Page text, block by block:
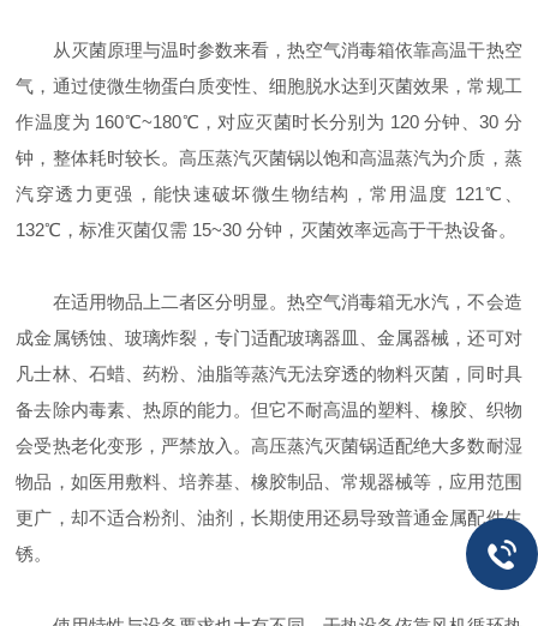
从灭菌原理与温时参数来看，热空气消毒箱依靠高温干热空
气，通过使微生物蛋白质变性、细胞脱水达到灭菌效果，常规工
作温度为 160℃~180℃，对应灭菌时长分别为 120 分钟、30 分
钟，整体耗时较长。高压蒸汽灭菌锅以饱和高温蒸汽为介质，蒸
汽穿透力更强，能快速破坏微生物结构，常用温度 121℃、
132℃，标准灭菌仅需 15~30 分钟，灭菌效率远高于干热设备。
在适用物品上二者区分明显。热空气消毒箱无水汽，不会造
成金属锈蚀、玻璃炸裂，专门适配玻璃器皿、金属器械，还可对
凡士林、石蜡、药粉、油脂等蒸汽无法穿透的物料灭菌，同时具
备去除内毒素、热原的能力。但它不耐高温的塑料、橡胶、织物
会受热老化变形，严禁放入。高压蒸汽灭菌锅适配绝大多数耐湿
物品，如医用敷料、培养基、橡胶制品、常规器械等，应用范围
更广，却不适合粉剂、油剂，长期使用还易导致普通金属配件生
锈。